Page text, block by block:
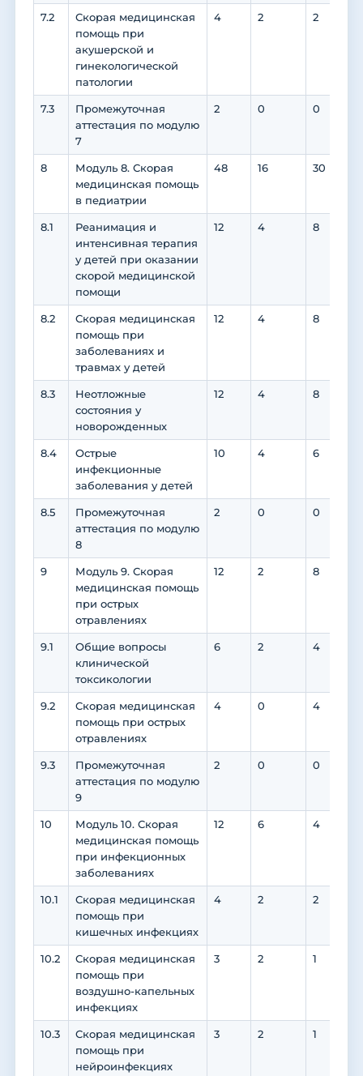
7.2
Скорая медицинская
помощь при
акушерской и
гинекологической
патологии
4 2 2
7.3
Промежуточная
аттестация по модулю
7
2 0 0
8
Модуль 8. Скорая
медицинская помощь
в педиатрии
48 16 30
8.1
Реанимация и
интенсивная терапия
у детей при оказании
скорой медицинской
помощи
12 4 8
8.2
Скорая медицинская
помощь при
заболеваниях и
травмах у детей
12 4 8
8.3
Неотложные
состояния у
новорожденных
12 4 8
8.4
Острые
инфекционные
заболевания у детей
10 4 6
8.5
Промежуточная
аттестация по модулю
8
2 0 0
9
Модуль 9. Скорая
медицинская помощь
при острых
отравлениях
12 2 8
9.1
Общие вопросы
клинической
токсикологии
6 2 4
9.2
Скорая медицинская
помощь при острых
отравлениях
4 0 4
9.3
Промежуточная
аттестация по модулю
9
2 0 0
10
Модуль 10. Скорая
медицинская помощь
при инфекционных
заболеваниях
12 6 4
10.1
Скорая медицинская
помощь при
кишечных инфекциях
4 2 2
10.2
Скорая медицинская
помощь при
воздушно-капельных
инфекциях
3 2 1
10.3
Скорая медицинская
помощь при
нейроинфекциях
3 2 1